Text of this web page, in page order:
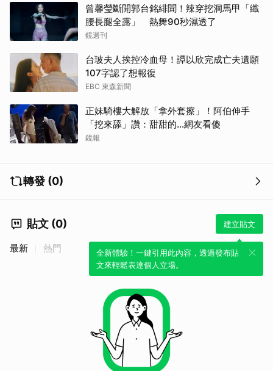
曾馨瑩斷開郭台銘緋聞！辣穿挖洞馬甲「纖
腰長腿全露」 熱舞90秒濕透了
鏡週刊
台玻夫人挨控冷血母！譚以欣完成亡夫遺願
107字認了想報復
EBC 東森新聞
正妹騎樓大解放「拿外套擦」！阿伯伸手
「挖來舔」讚：甜甜的...網友看傻
鏡報
轉發 (0)
貼文 (0) 建立貼文
全新體驗！一鍵引用此內容，透過發布貼
文來輕鬆表達個人立場。
最新 熱門